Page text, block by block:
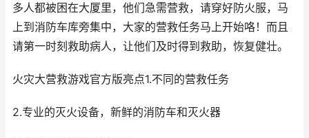
多人都被困在大厦里，他们急需营救，请穿好防火服，马
上到消防车库旁集中，大家的营救任务马上开始咯！而且
请第一时刻救助病人，让他们及时得到救助，恢复健壮。
火灾大营救游戏官方版亮点1.不同的营救任务
2.专业的灭火设备，新鲜的消防车和灭火器